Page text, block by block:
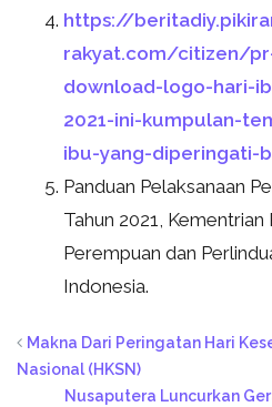
https://
rakyat.com/citizen/
download-logo-hari-
2021-ini-kumpulan-
ibu-yang-diperingati-
Panduan Pelaksanaan
Tahun 2021,
Perempuan dan
Indonesia.
Makna Dari Peringatan Hari
Nasional (HKSN)
Nusaputera Luncurkan